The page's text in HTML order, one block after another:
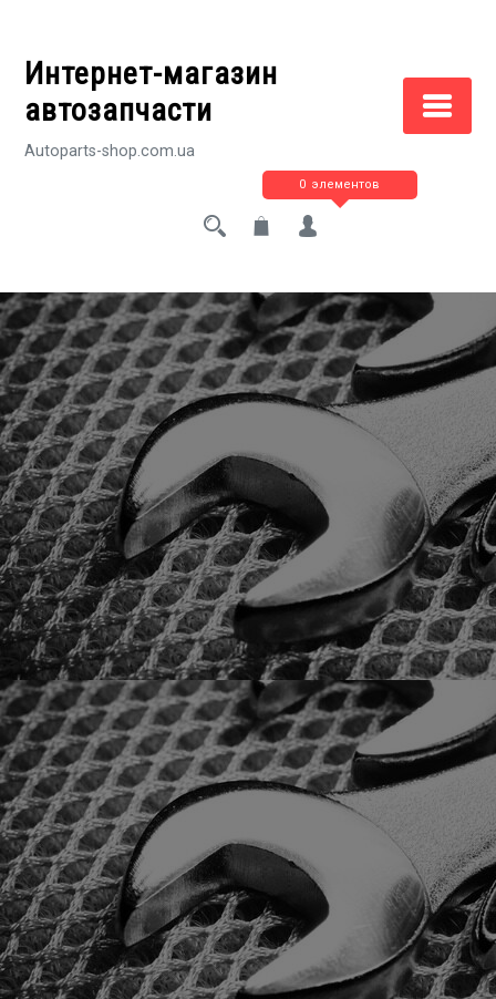
содержимому
Интернет-магазин
автозапчасти
Autoparts-shop.com.ua
0 элементов